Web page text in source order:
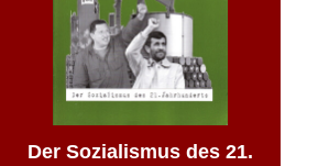
Der Sozialismus des 21.